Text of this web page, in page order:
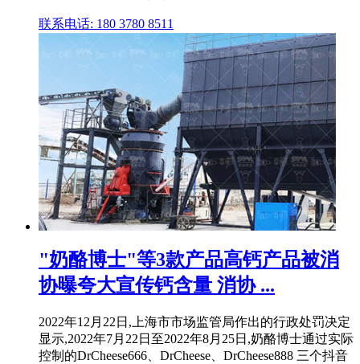
联系电话: 180 3780 8511
"奶酪博士"等3款产品高钙产品被消
协曝夸大宣传钙含量 消协 ...
2022年12月22日,上海市市场监管局作出的行政处罚决定
显示,2022年7月22日至2022年8月25日,奶酪博士通过实际
控制的DrCheese666、DrCheese、DrCheese888 三个抖音